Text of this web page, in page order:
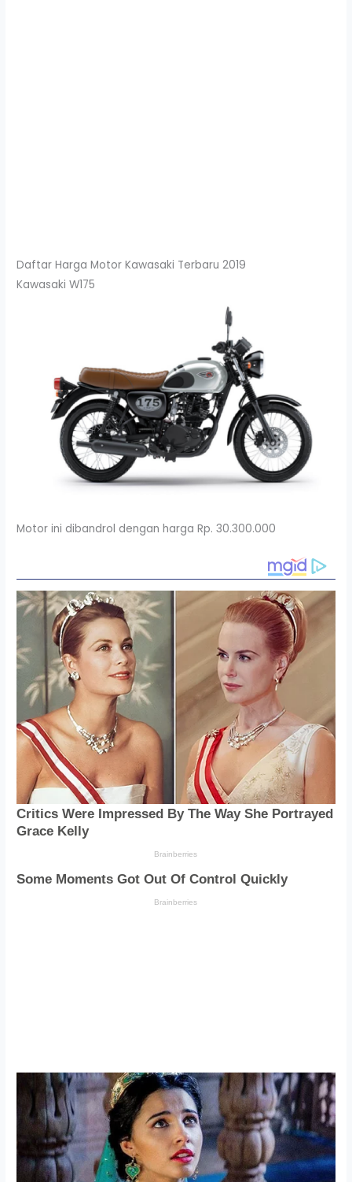
Daftar Harga Motor Kawasaki Terbaru 2019
Kawasaki W175
Motor ini dibandrol dengan harga Rp. 30.300.000